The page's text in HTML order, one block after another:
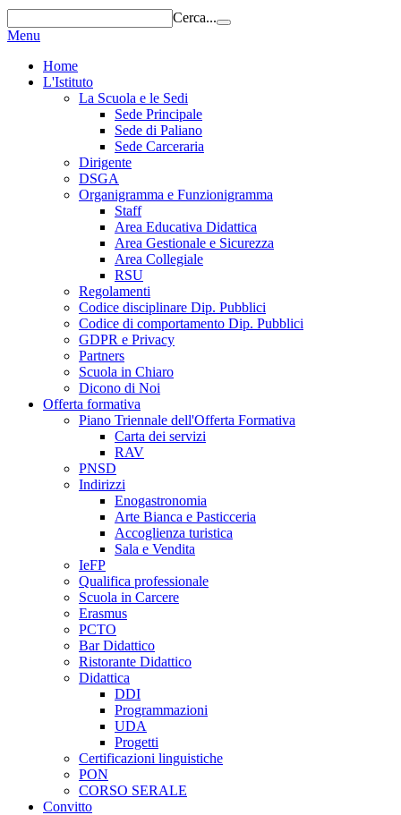
Cerca...
Menu
Home
L'Istituto
La Scuola e le Sedi
Sede Principale
Sede di Paliano
Sede Carceraria
Dirigente
DSGA
Organigramma e Funzionigramma
Staff
Area Educativa Didattica
Area Gestionale e Sicurezza
Area Collegiale
RSU
Regolamenti
Codice disciplinare Dip. Pubblici
Codice di comportamento Dip. Pubblici
GDPR e Privacy
Partners
Scuola in Chiaro
Dicono di Noi
Offerta formativa
Piano Triennale dell'Offerta Formativa
Carta dei servizi
RAV
PNSD
Indirizzi
Enogastronomia
Arte Bianca e Pasticceria
Accoglienza turistica
Sala e Vendita
IeFP
Qualifica professionale
Scuola in Carcere
Erasmus
PCTO
Bar Didattico
Ristorante Didattico
Didattica
DDI
Programmazioni
UDA
Progetti
Certificazioni linguistiche
PON
CORSO SERALE
Convitto